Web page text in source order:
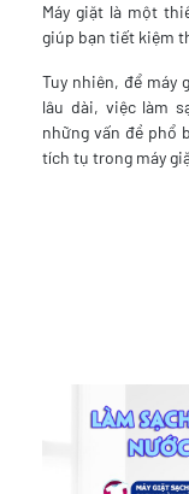
Máy giặt là một
giúp bạn tiết kiệm
Tuy nhiên, để máy
lâu dài, việc làm
những vấn đề phổ
tích tụ trong máy